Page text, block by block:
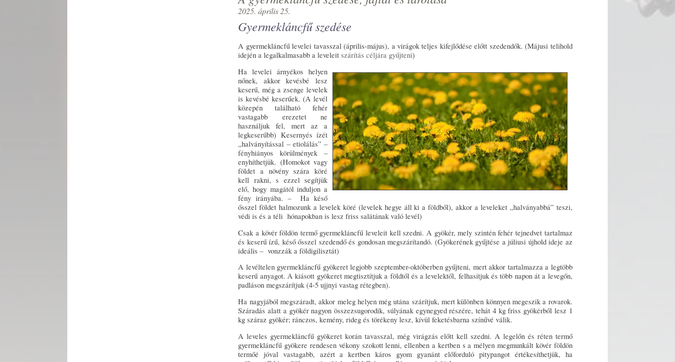
2025. április 25.
Gyermekláncfű szedése
A gyermekláncfű levelei tavasszal (április-május), a virágok teljes kifejlődése előtt szedendők. (Májusi telihold
idején a legalkalmasabb a leveleitszárítás céljára gyűjteni)
Ha levelei árnyékos helyen
nőnek, akkor kevésbé lesz
keserű, még a zsenge levelek
is kevésbé keserűek. (A levél
közepén található fehér
vastagabb erezetet ne
használjuk fel, mert az a
legkeserűbb) Kesernyés ízét
„halványítással – etiolálás” –
fényhiányos körülmények –
enyhíthetjük. (Homokot vagy
földet a növény szára köré
kell rakni, s ezzel segítjük
elő, hogy magától induljon a
fény irányába. – Ha késő
ősszel földet halmozunk a levelek köré (levelek hegye áll ki a földből), akkor a leveleket „halványabbá” teszi,
védi is és a téli hónapokban is lesz friss salátának való levél)
Csak a kövér földön termő gyermekláncfű leveleit kell szedni. A gyökér, mely szintén fehér tejnedvet tartalmaz
és keserű ízű, késő ősszel szedendő és gondosan megszárítandó. (Gyökerének gyűjtése a júliusi újhold ideje az
ideális – vonzzák a földigilisztát)
A levéltelen gyermekláncfű gyökeret legjobb szeptember-októberben gyűjteni, mert akkor tartalmazza a legtöbb
keserű anyagot. A kiásott gyökeret megtisztítjuk a földtől és a levelektől, felhasítjuk és több napon át a levegőn,
padláson megszárítjuk (4-5 ujjnyi vastag rétegben).
Ha nagyjából megszáradt, akkor meleg helyen még utána szárítjuk, mert különben könnyen megeszik a rovarok.
Száradás alatt a gyökér nagyon összezsugorodik, súlyának egynegyed részére, tehát 4 kg friss gyökérből lesz 1
kg száraz gyökér; ránczos, kemény, rideg és törékeny lesz, kívül feketésbarna színűvé válik.
A leveles gyermekláncfű gyökeret korán tavasszal, még virágzás előtt kell szedni. A legelőn és réten termő
gyermekláncfű gyökere rendesen vékony szokott lenni, ellenben a kertben s a mélyen megmunkált kövér földön
termőé jóval vastagabb, azért a kertben káros gyom gyanánt előforduló pitypangot értékesíthetjük, ha